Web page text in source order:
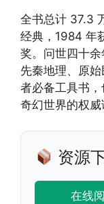
全书总计 37.3
经典，1984 年
奖。问世四十余
先秦地理、原
者必备工具书
奇幻世界的权威
资源
在线